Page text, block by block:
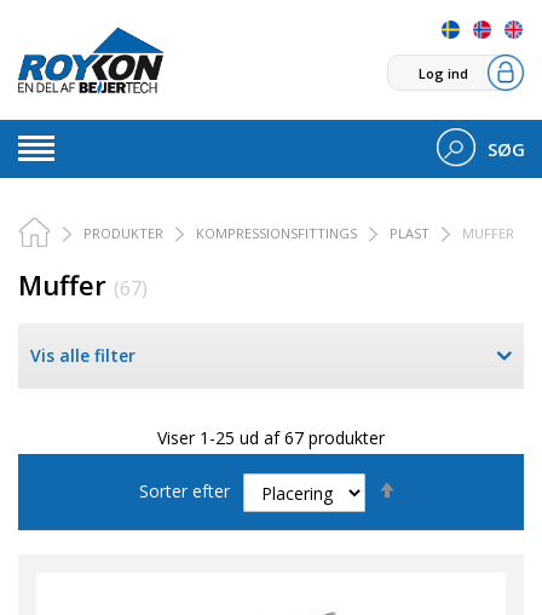
Log ind
SØG
PRODUKTER KOMPRESSIONSFITTINGS PLAST MUFFER
Muffer (67)
Vis alle filter
Viser 1-25 ud af 67 produkter
Sorter efter